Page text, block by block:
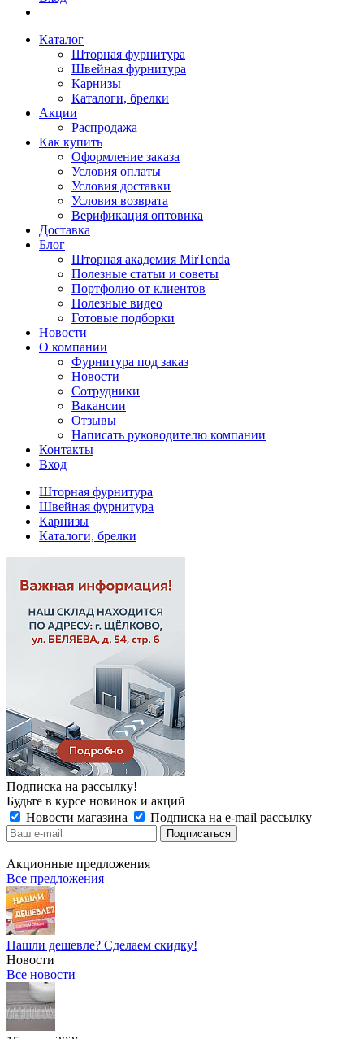
Каталог
Шторная фурнитура
Швейная фурнитура
Карнизы
Каталоги, брелки
Акции
Распродажа
Как купить
Оформление заказа
Условия оплаты
Условия доставки
Условия возврата
Верификация оптовика
Доставка
Блог
Шторная академия MirTenda
Полезные статьи и советы
Портфолио от клиентов
Полезные видео
Готовые подборки
Новости
О компании
Фурнитура под заказ
Новости
Сотрудники
Вакансии
Отзывы
Написать руководителю компании
Контакты
Вход
Шторная фурнитура
Швейная фурнитура
Карнизы
Каталоги, брелки
Подписка на рассылку!
Будьте в курсе новинок и акций
Новости магазина
Подписка на e-mail рассылку
Акционные предложения
Все предложения
Нашли дешевле? Сделаем скидку!
Новости
Все новости